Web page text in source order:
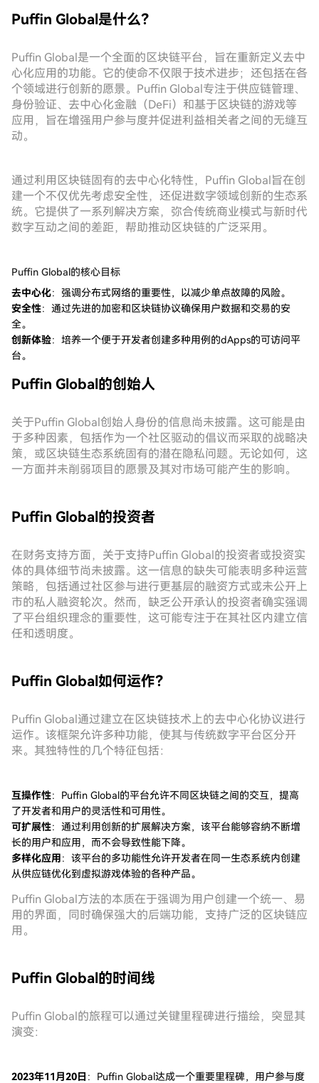
Puffin Global是什么？
Puffin Global是一个全面的区块链平台，旨在重新定义去中
心化应用的功能。它的使命不仅限于技术进步；还包括在各
个领域进行创新的愿景。Puffin Global专注于供应链管理、
身份验证、去中心化金融（DeFi）和基于区块链的游戏等
应用，旨在增强用户参与度并促进利益相关者之间的无缝互
动。
通过利用区块链固有的去中心化特性，Puffin Global旨在创
建一个不仅优先考虑安全性，还促进数字领域创新的生态系
统。它提供了一系列解决方案，弥合传统商业模式与新时代
数字互动之间的差距，帮助推动区块链的广泛采用。
Puffin Global的核心目标
去中心化：强调分布式网络的重要性，以减少单点故障的风险。
安全性：通过先进的加密和区块链协议确保用户数据和交易的安
全。
创新体验：培养一个便于开发者创建多种用例的dApps的可访问平
台。
Puffin Global的创始人
关于Puffin Global创始人身份的信息尚未披露。这可能是由
于多种因素，包括作为一个社区驱动的倡议而采取的战略决
策，或区块链生态系统固有的潜在隐私问题。无论如何，这
一方面并未削弱项目的愿景及其对市场可能产生的影响。
Puffin Global的投资者
在财务支持方面，关于支持Puffin Global的投资者或投资实
体的具体细节尚未披露。这一信息的缺失可能表明多种运营
策略，包括通过社区参与进行更基层的融资方式或未公开上
市的私人融资轮次。然而，缺乏公开承认的投资者确实强调
了平台组织理念的重要性，这可能专注于在其社区内建立信
任和透明度。
Puffin Global如何运作？
Puffin Global通过建立在区块链技术上的去中心化协议进行
运作。该框架允许多种功能，使其与传统数字平台区分开
来。其独特性的几个特征包括：
互操作性：Puffin Global的平台允许不同区块链之间的交互，提高
了开发者和用户的灵活性和可用性。
可扩展性：通过利用创新的扩展解决方案，该平台能够容纳不断增
长的用户和应用，而不会导致性能下降。
多样化应用 ：该平台的多功能性允许开发者在同一生态系统内创建
从供应链优化到虚拟游戏体验的各种产品。
Puffin Global方法的本质在于强调为用户创建一个统一、易
用的界面，同时确保强大的后端功能，支持广泛的区块链应
用。
Puffin Global的时间线
Puffin Global的旅程可以通过关键里程碑进行描绘，突显其
演变：
2023年11月20日 ：Puffin Global达成一个重要里程碑，用户参与度